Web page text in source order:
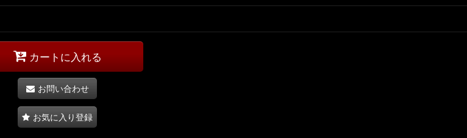
カートに入れる
お問い合わせ
お気に入り登録